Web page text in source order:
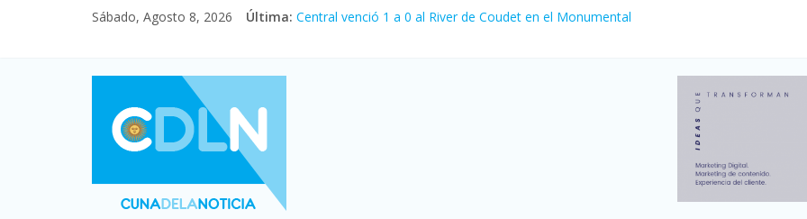
Sábado, Agosto 8, 2026 Última: Central venció 1 a 0 al River de Coudet en el Monumental
Vacaciones de invierno con más movimiento y consumo turístico: 4,6 millones de
Fuerte caída de la venta de autos usados en julio: bajó un 12,6% interanual